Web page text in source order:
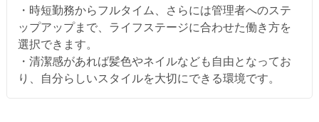
・時短勤務からフルタイム、さらには管理者へのステ
ップアップまで、ライフステージに合わせた働き方を
選択できます。
・清潔感があれば髪色やネイルなども自由となってお
り、自分らしいスタイルを大切にできる環境です。